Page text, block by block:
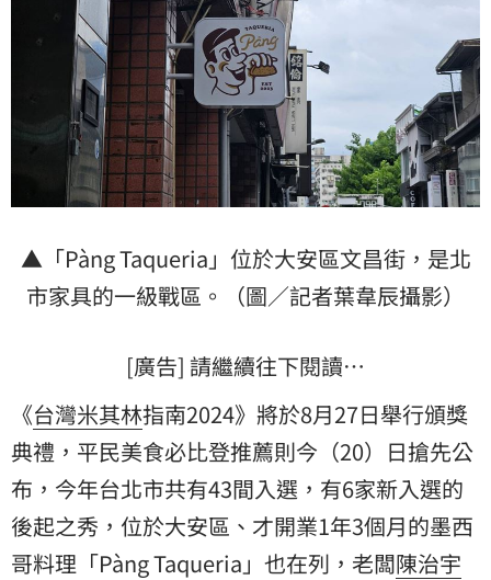
▲「Pàng Taqueria」位於大安區文昌街，是北
市家具的一級戰區。（圖／記者葉韋辰攝影）
[廣告] 請繼續往下閱讀…
《台灣米其林指南2024》將於8月27日舉行頒獎
典禮，平民美食必比登推薦則今（20）日搶先公
布，今年台北市共有43間入選，有6家新入選的
後起之秀，位於大安區、才開業1年3個月的墨西
哥料理「Pàng Taqueria」也在列，老闆陳治宇